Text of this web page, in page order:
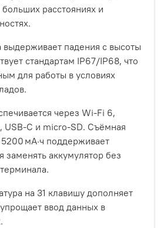
расстояниях и
выдерживает падения с высоты
стандартам IP67/IP68, что
для работы в условиях
через Wi‑Fi 6,
и micro‑SD. Съёмная
мА·ч поддерживает
заменять аккумулятор без
на 31 клавишу дополняет
ввод данных в